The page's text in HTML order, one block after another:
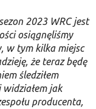
2023 WRC jest
osiągnęliśmy
w tym kilka miejsc
że teraz będę
śledziłem
jak
producenta,